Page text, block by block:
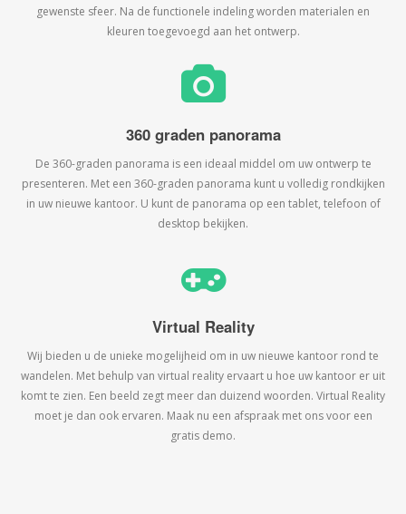
gewenste sfeer. Na de functionele indeling worden materialen en
kleuren toegevoegd aan het ontwerp.
360 graden panorama
De 360-graden panorama is een ideaal middel om uw ontwerp te
presenteren. Met een 360-graden panorama kunt u volledig rondkijken
in uw nieuwe kantoor. U kunt de panorama op een tablet, telefoon of
desktop bekijken.
Virtual Reality
Wij bieden u de unieke mogelijheid om in uw nieuwe kantoor rond te
wandelen. Met behulp van virtual reality ervaart u hoe uw kantoor er uit
komt te zien. Een beeld zegt meer dan duizend woorden. Virtual Reality
moet je dan ook ervaren. Maak nu een afspraak met ons voor een
gratis demo.